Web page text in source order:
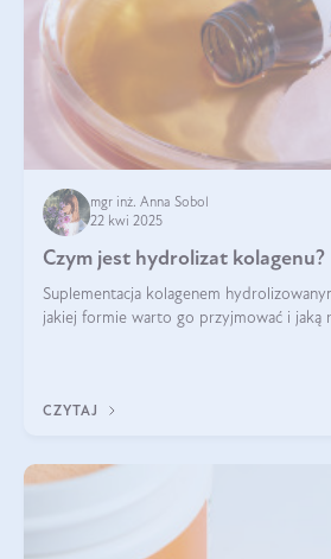
mgr inż. Anna Sobol
22 kwi 2025
Czym jest hydrolizat kolagenu?
Suplementacja kolagenem
jakiej formie warto go przyjmować i jaką
CZYTAJ